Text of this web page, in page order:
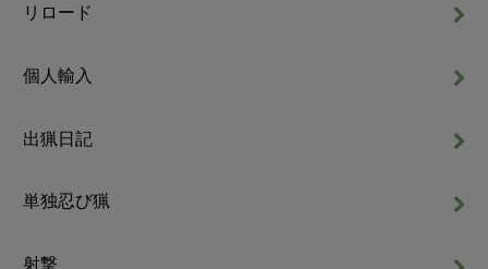
リロード
個人輸入
出猟日記
単独忍び猟
射撃